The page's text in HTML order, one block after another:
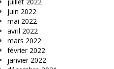
juin 2022
mai 2022
avril 2022
mars 2022
février 2022
janvier 2022